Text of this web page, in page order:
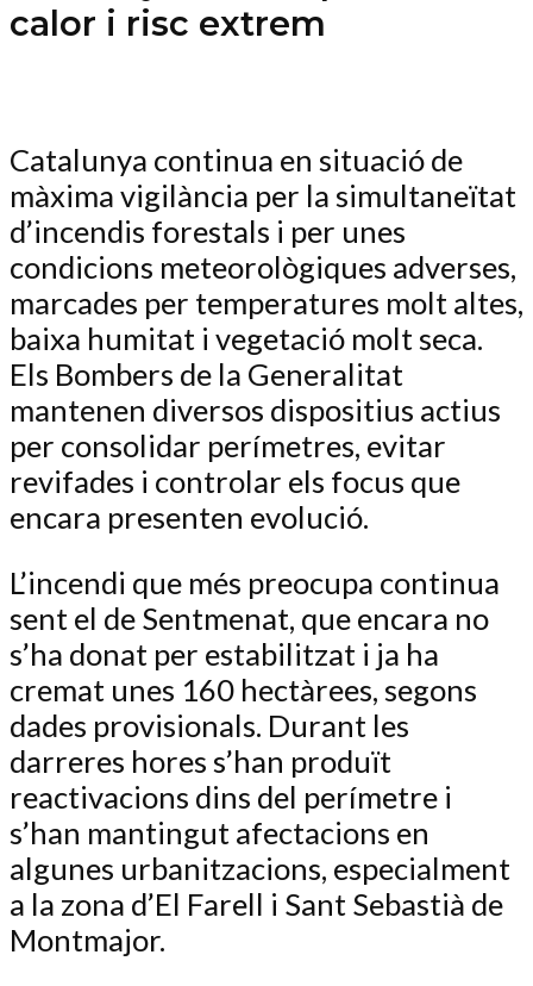
calor i risc extrem
Catalunya continua en situació de
màxima vigilància per la simultaneïtat
d’incendis forestals i per unes
condicions meteorològiques adverses,
marcades per temperatures molt altes,
baixa humitat i vegetació molt seca.
Els Bombers de la Generalitat
mantenen diversos dispositius actius
per consolidar perímetres, evitar
revifades i controlar els focus que
encara presenten evolució.
L’incendi que més preocupa continua
sent el de Sentmenat, que encara no
s’ha donat per estabilitzat i ja ha
cremat unes 160 hectàrees, segons
dades provisionals. Durant les
darreres hores s’han produït
reactivacions dins del perímetre i
s’han mantingut afectacions en
algunes urbanitzacions, especialment
a la zona d’El Farell i Sant Sebastià de
Montmajor.